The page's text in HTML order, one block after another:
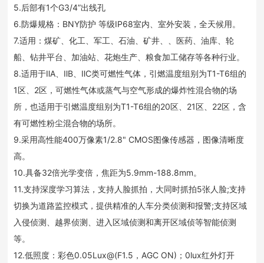
5.后部有1个G3/4”出线孔
6.防爆规格：BNY防护 等级IP68室内、室外安装，全天候用。
7.适用：煤矿、化工、军工、石油、矿井、、医药、油库、轮
船、钻井平台、加油站、花炮生产、粮食加工储存等各种行业。
8.适用于ⅡA、ⅡB、ⅡC类可燃性气体，引燃温度组别为T1-T6组的
1区、2区，可燃性气体或蒸气与空气形成的爆炸性混合物的场
所，也适用于引燃温度组别为T1-T6组的20区、21区、22区，含
有可燃性粉尘混合物的场所。
9.采用高性能400万像素1/2.8" CMOS图像传感器，图像清晰度
高。
10.具备32倍光学变倍，焦距为5.9mm-188.8mm。
11.支持深度学习算法，支持人脸抓拍，大同时抓拍5张人脸;支持
切换为道路监控模式，提供精准的人车分类侦测和报警;支持区域
入侵侦测、越界侦测、进入区域侦测和离开区域侦等智能侦测
等。
12.低照度：彩色0.05Lux@(F1.5，AGC ON)；0lux红外灯开